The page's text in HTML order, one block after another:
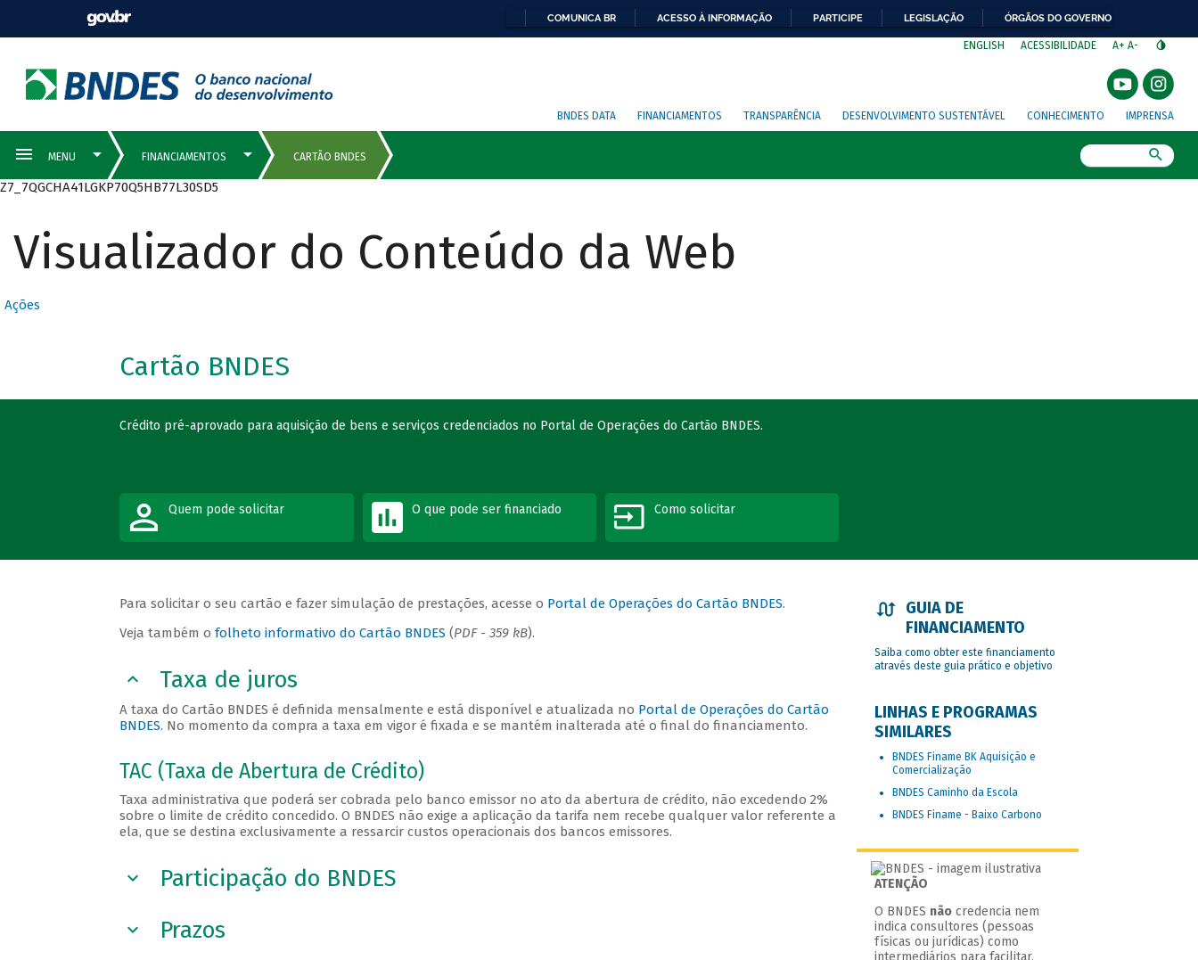
COMUNICA BR ACESSO À INFORMAÇÃO PARTICIPE LEGISLAÇÃO ÓRGÃOS DO GOVERNO
ENGLISH ACESSIBILIDADE A+ A-
BNDES DATA FINANCIAMENTOS TRANSPARÊNCIA DESENVOLVIMENTO SUSTENTÁVEL CONHECIMENTO IMPRENSA
Z7_7QGCHA41LGKP70Q5HB77L30SD5
Visualizador do Conteúdo da Web
Ações
Cartão BNDES
Crédito pré-aprovado para aquisição de bens e serviços credenciados no Portal de Operações do Cartão BNDES.
Quem pode solicitar O que pode ser financiado Como solicitar
Para solicitar o seu cartão e fazer simulação de prestações, acesse o Portal de Operações do Cartão BNDES.
Veja também ofolheto informativo do Cartão BNDES (PDF - 359 kB).
Taxa de juros
A taxa do Cartão BNDES é definida mensalmente e está disponível e atualizada no Portal de Operações do Cartão
BNDES. No momento da compra a taxa em vigor é fixada e se mantém inalterada até o final do financiamento.
TAC (Taxa de Abertura de Crédito)
Taxa administrativa que poderá ser cobrada pelo banco emissor no ato da abertura de crédito, não excedendo 2%
sobre o limite de crédito concedido. O BNDES não exige a aplicação da tarifa nem recebe qualquer valor referente a
ela, que se destina exclusivamente a ressarcir custos operacionais dos bancos emissores.
Participação do BNDES
Prazos
GUIA DE
FINANCIAMENTO
Saiba como obter este financiamento
através deste guia prático e objetivo
LINHAS E PROGRAMAS
SIMILARES
BNDES Finame BK Aquisição e
Comercialização
BNDES Caminho da Escola
BNDES Finame - Baixo Carbono
ATENÇÃO
O BNDES não credencia nem
indica consultores (pessoas
físicas ou jurídicas) como